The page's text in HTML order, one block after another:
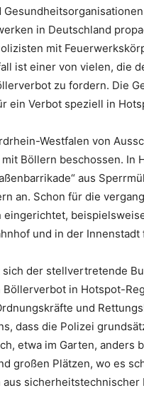
in Deutschland
mit
ist einer von vielen, die
zu fordern. Die
ein Verbot speziell in
Westfalen von
Böllern beschossen. In
aus
an. Schon für die
und in der Innenstadt
der stellvertretende
Böllerverbot in Hotspot-
und
dass die Polizei
etwa im Garten,
großen Plätzen, wo es